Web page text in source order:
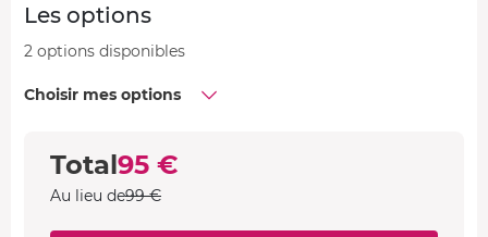
Les options
2 options disponibles
Choisir mes options
Total95 €
Au lieu de99 €